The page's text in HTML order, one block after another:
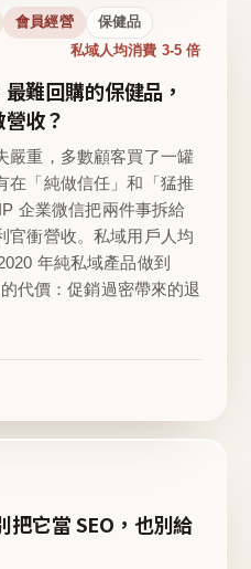
會員經營 保健品
私域人均消費 3-5 倍
難回購的保健品，
收？
嚴重，多數顧客買了一罐
在「純做信任」和「猛推
企業微信把兩件事拆給
官衝營收。私域用戶人均
年純私域產品做到
代價：促銷過密帶來的退
把它當 SEO，也別給